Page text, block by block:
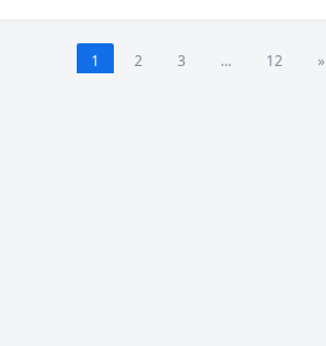
1 2 3 ... 12 »